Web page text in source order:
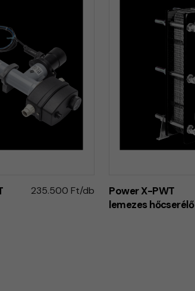
235.500 Ft/db
Power X-PWT
lemezes hőcserélő